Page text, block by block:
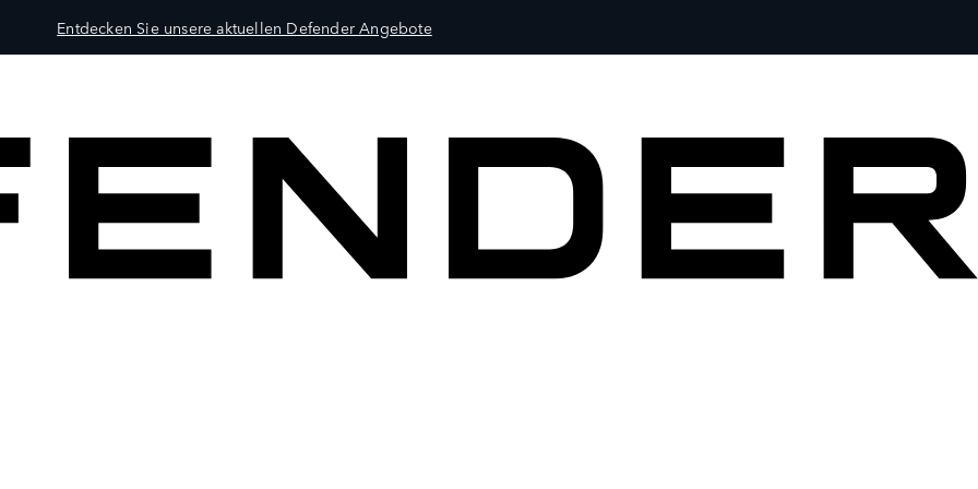
Entdecken Sie unsere aktuellen Defender Angebote